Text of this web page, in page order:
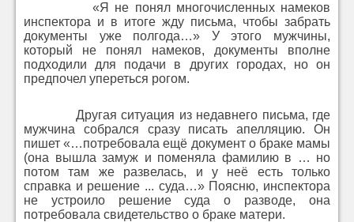
«Я не понял многочисленных намеков
инспектора и в итоге жду письма, чтобы забрать
документы уже полгода…» У этого мужчины,
который не понял намеков, документы вполне
подходили для подачи в других городах, но он
предпочел упереться рогом.
Другая ситуация из недавнего письма, где
мужчина собрался сразу писать апелляцию. Он
пишет «…потребовала ещё документ о браке мамы
(она вышла замуж и поменяла фамилию в … но
потом там же развелась, и у неё есть только
справка и решение ... суда…» Поясню, инспектора
не устроило решение суда о разводе, она
потребовала свидетельство о браке матери.